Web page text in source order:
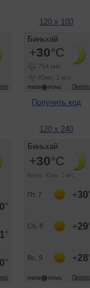
120 x 100
Получить код
120 x 240